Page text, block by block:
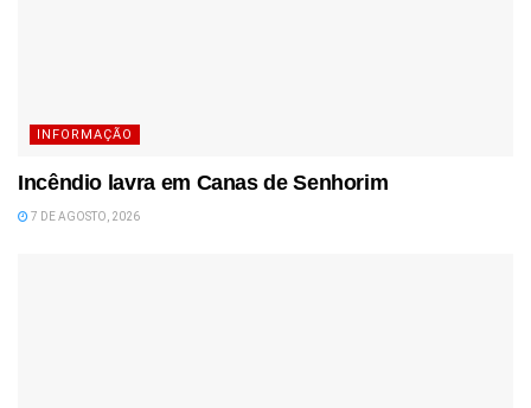
INFORMAÇÃO
Incêndio lavra em Canas de Senhorim
7 DE AGOSTO, 2026